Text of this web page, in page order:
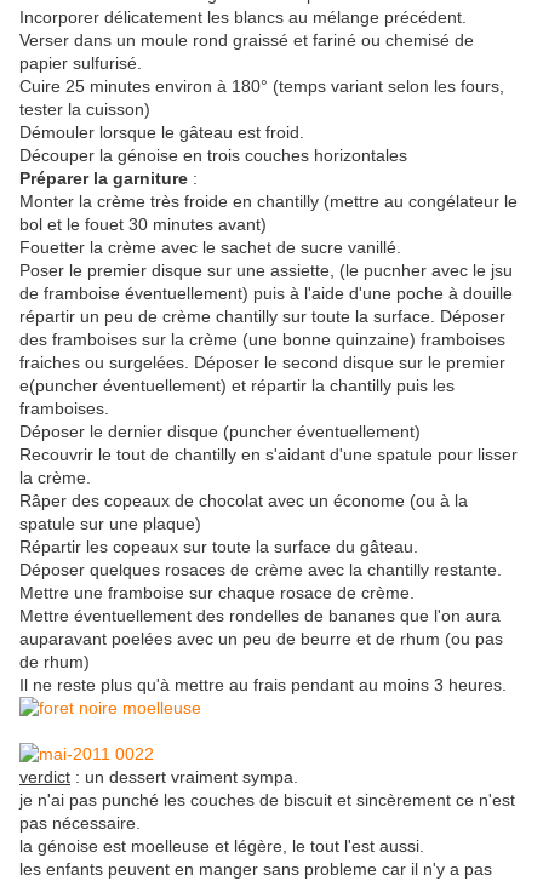
Incorporer délicatement les blancs au mélange précédent.
Verser dans un moule rond graissé et fariné ou chemisé de
papier sulfurisé.
Cuire 25 minutes environ à 180° (temps variant selon les fours,
tester la cuisson)
Démouler lorsque le gâteau est froid.
Découper la génoise en trois couches horizontales
Préparer la garniture :
Monter la crème très froide en chantilly (mettre au congélateur le
bol et le fouet 30 minutes avant)
Fouetter la crème avec le sachet de sucre vanillé.
Poser le premier disque sur une assiette, (le pucnher avec le jsu
de framboise éventuellement) puis à l'aide d'une poche à douille
répartir un peu de crème chantilly sur toute la surface. Déposer
des framboises sur la crème (une bonne quinzaine) framboises
fraiches ou surgelées. Déposer le second disque sur le premier
e(puncher éventuellement) et répartir la chantilly puis les
framboises.
Déposer le dernier disque (puncher éventuellement)
Recouvrir le tout de chantilly en s'aidant d'une spatule pour lisser
la crème.
Râper des copeaux de chocolat avec un économe (ou à la
spatule sur une plaque)
Répartir les copeaux sur toute la surface du gâteau.
Déposer quelques rosaces de crème avec la chantilly restante.
Mettre une framboise sur chaque rosace de crème.
Mettre éventuellement des rondelles de bananes que l'on aura
auparavant poelées avec un peu de beurre et de rhum (ou pas
de rhum)
Il ne reste plus qu'à mettre au frais pendant au moins 3 heures.
verdict : un dessert vraiment sympa.
je n'ai pas punché les couches de biscuit et sincèrement ce n'est
pas nécessaire.
la génoise est moelleuse et légère, le tout l'est aussi.
les enfants peuvent en manger sans probleme car il n'y a pas